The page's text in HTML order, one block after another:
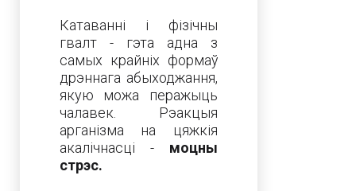
Катаванні і фізічны
гвалт - гэта адна з
самых крайніх формаў
дрэннага абыходжання,
якую можа перажыць
чалавек. Рэакцыя
арганізма на цяжкія
акалічнасці - моцны
стрэс.